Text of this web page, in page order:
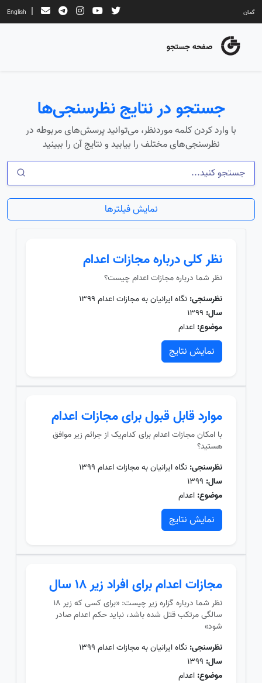
گمان |
English
صفحه جستجو
جستجو در نتایج نظرسنجی‌ها
با وارد کردن کلمه موردنظر، می‌توانید پرسش‌های مربوطه در
نظرسنجی‌های مختلف را بیابید و نتایج آن را ببینید
نمایش فیلترها
نظر کلی درباره مجازات اعدام
نظر شما درباره مجازات اعدام چیست؟
نظرسنجی: نگاه ایرانیان به مجازات اعدام ۱۳۹۹
سال:
موضوع: اعدام
نمایش نتایج
موارد قابل قبول برای مجازات اعدام
با امکان مجازات اعدام برای کدام‌یک از جرائم زیر موافق
هستید؟
نظرسنجی: نگاه ایرانیان به مجازات اعدام ۱۳۹۹
سال:
موضوع: اعدام
نمایش نتایج
مجازات اعدام برای افراد زیر ۱۸ سال
نظر شما درباره گزاره زیر چیست: «برای کسی که زیر ۱۸
سالگی مرتکب قتل شده باشد، نباید حکم اعدام صادر
شود»
نظرسنجی: نگاه ایرانیان به مجازات اعدام ۱۳۹۹
سال:
موضوع: اعدام